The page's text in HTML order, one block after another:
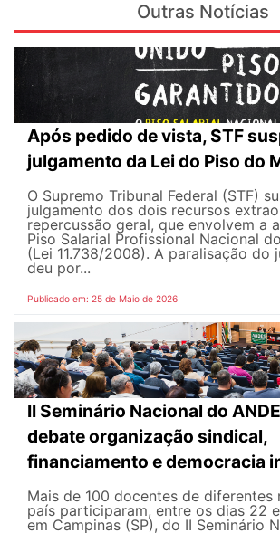
Outras Notícias
Após pedido de vista, STF
julgamento da Lei do Piso do
O Supremo Tribunal Federal (STF)
julgamento dos dois recursos
repercussão geral, que envolvem a
Piso Salarial Profissional Nacional
(Lei 11.738/2008). A paralisação do
deu por...
Publicado em: 25 de Maio de 2026
II Seminário Nacional do
debate organização sindical,
financiamento e democracia
Mais de 100 docentes de diferentes
país participaram, entre os dias 22
em Campinas (SP), do II Seminário